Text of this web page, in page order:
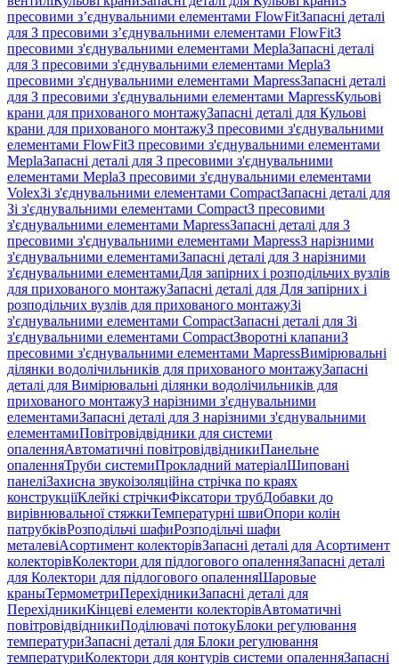
пресовими з’єднувальними елементами FlowFitЗапасні деталі
для З пресовими з’єднувальними елементами FlowFitЗ
пресовими з'єднувальними елементами MeplaЗапасні деталі
для З пресовими з'єднувальними елементами MeplaЗ
пресовими з'єднувальними елементами MapressЗапасні деталі
для З пресовими з'єднувальними елементами MapressКульові
крани для прихованого монтажуЗапасні деталі для Кульові
крани для прихованого монтажуЗ пресовими з'єднувальними
елементами FlowFitЗ пресовими з'єднувальними елементами
MeplaЗапасні деталі для З пресовими з'єднувальними
елементами MeplaЗ пресовими з'єднувальними елементами
VolexЗі з'єднувальними елементами CompactЗапасні деталі для
Зі з'єднувальними елементами CompactЗ пресовими
з'єднувальними елементами MapressЗапасні деталі для З
пресовими з'єднувальними елементами MapressЗ нарізними
з'єднувальними елементамиЗапасні деталі для З нарізними
з'єднувальними елементамиДля запірних і розподільчих вузлів
для прихованого монтажуЗапасні деталі для Для запірних і
розподільчих вузлів для прихованого монтажуЗі
з'єднувальними елементами CompactЗапасні деталі для Зі
з'єднувальними елементами CompactЗворотні клапаниЗ
пресовими з'єднувальними елементами MapressВимірювальні
ділянки водолічильників для прихованого монтажуЗапасні
деталі для Вимірювальні ділянки водолічильників для
прихованого монтажуЗ нарізними з'єднувальними
елементамиЗапасні деталі для З нарізними з'єднувальними
елементамиПовітровідвідники для системи
опаленняАвтоматичні повітровідвідникиПанельне
опаленняТруби системиПрокладний матеріалШиповані
панеліЗахисна звукоізоляційна стрічка по краях
конструкціїКлейкі стрічкиФіксатори трубДобавки до
вирівнювальної стяжкиТемпературні швиОпори колін
патрубківРозподільчі шафиРозподільчі шафи
металевіАсортимент колекторівЗапасні деталі для Асортимент
колекторівКолектори для підлогового опаленняЗапасні деталі
для Колектори для підлогового опаленняШаровые
краныТермометриПерехідникиЗапасні деталі для
ПерехідникиКінцеві елементи колекторівАвтоматичні
повітровідвідникиПоділювачі потокуБлоки регулювання
температуриЗапасні деталі для Блоки регулювання
температуриКолектори для контурів системи опаленняЗапасні